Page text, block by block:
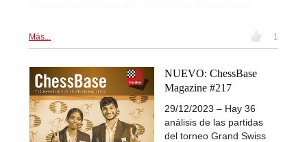
Más... 1
NUEVO: ChessBase
Magazine #217
29/12/2023 – Hay 36
análisis de las partidas
del torneo Grand Swiss